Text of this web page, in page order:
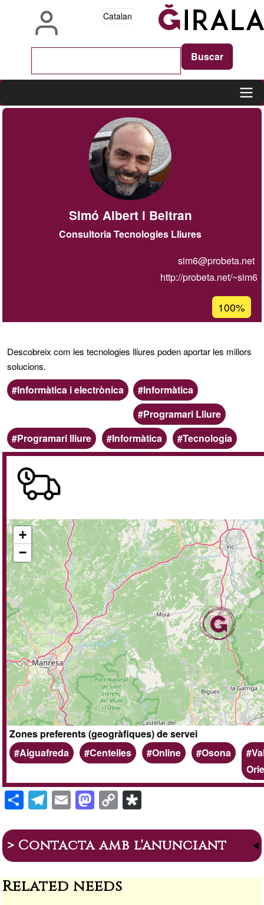
Catalan
Simó Albert i Beltran
Consultoria Tecnologies Lliures
sim6@probeta.net
http://probeta.net/~sim6
G1
100%
Descobreix com les tecnologies lliures poden aportar les millors
solucions.
Àmbit
Informàtica i electrònica Categoria
Informàtica
Programari Lliure
Paraules
clau
Programari lliure Informàtica Tecnología
domicili
online
+
−
Zones preferents (geogràfiques) de servei
Aiguafreda
Centelles Online Osona
S
h
ar
e
T
el
e
gr
a
m
E
m
ail
M
a
st
o
d
o
C
o
p
y
Li
n
Di
s
p
or
> Contacta amb l'anunciant
Related needs